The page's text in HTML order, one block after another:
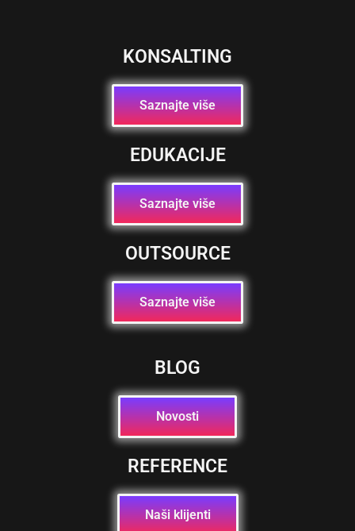
KONSALTING
Saznajte više
EDUKACIJE
Saznajte više
OUTSOURCE
Saznajte više
BLOG
Novosti
REFERENCE
Naši klijenti